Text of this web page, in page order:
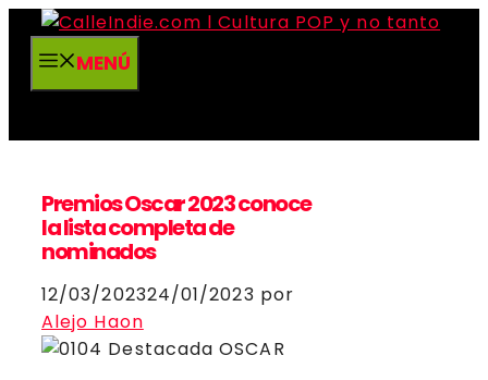
Saltar
contenidoMENÚ
Premios Oscar 2023 conoce
la lista completa de
nominados
12/03/202324/01/2023 por
Alejo Haon